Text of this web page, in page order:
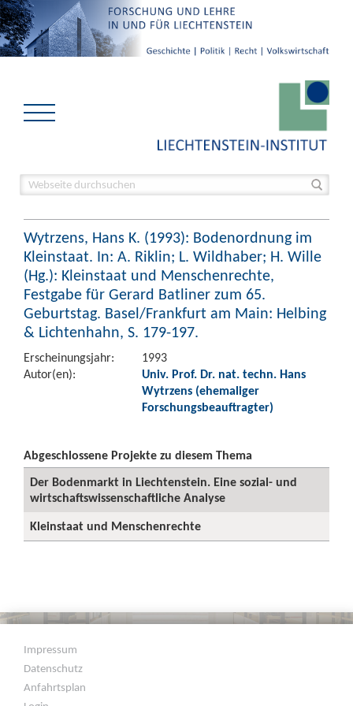
Wytrzens, Hans K. (1993): Bodenordnung im
Kleinstaat. In: A. Riklin; L. Wildhaber; H. Wille
(Hg.): Kleinstaat und Menschenrechte,
Festgabe für Gerard Batliner zum 65.
Geburtstag. Basel/Frankfurt am Main: Helbing
& Lichtenhahn, S. 179-197.
Erscheinungsjahr:
1993
Autor(en):
Univ. Prof. Dr. nat. techn. Hans
Wytrzens (ehemaliger
Forschungsbeauftragter)
Abgeschlossene Projekte zu diesem Thema
Der Bodenmarkt in Liechtenstein. Eine sozial- und
wirtschaftswissenschaftliche Analyse
Kleinstaat und Menschenrechte
Impressum
Datenschutz
Anfahrtsplan